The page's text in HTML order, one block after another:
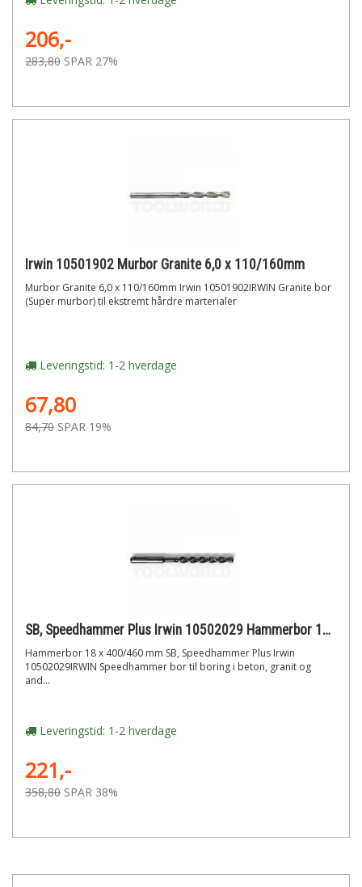
206,-
283,80 SPAR 27%
Irwin 10501902 Murbor Granite 6,0 x 110/160mm
Murbor Granite 6,0 x 110/160mm Irwin 10501902IRWIN Granite bor
(Super murbor) til ekstremt hårdre marterialer
Leveringstid: 1-2 hverdage
67,80
84,70 SPAR 19%
SB, Speedhammer Plus Irwin 10502029 Hammerbor 18 x 400/460 mm
Hammerbor 18 x 400/460 mm SB, Speedhammer Plus Irwin
10502029IRWIN Speedhammer bor til boring i beton, granit og
and...
Leveringstid: 1-2 hverdage
221,-
358,80 SPAR 38%